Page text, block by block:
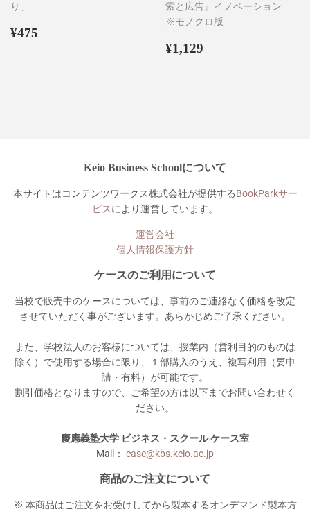
り」
通
¥475
索と広告』イノベーション
※モノクロ版
通
¥1,129
Keio Business Schoolについて
本サイトはコンテンツワークス株式会社が提供するBookParkサー
ビスにより運営しています。
運営会社
個人情報保護方針
ケースのご利用について
当校で販売中のケースについては、事前のご連絡なく価格を改定
させていただく事がございます。あらかじめご了承ください。
また、学校法人のお客様については、授業内（営利目的のものは
除く）で使用する場合に限り、１部購入のうえ、複写利用（要申
請・有料）が可能です。
割引価格となりますので、ご希望の方は以下までお問い合わせく
ださい。
慶應義塾大学 ビジネス・スクール ケース室
Mail： case@kbs.keio.ac.jp
商品のご注文について
※ 本商品はご注文をお受けしてから製本するオンデマンド製本方